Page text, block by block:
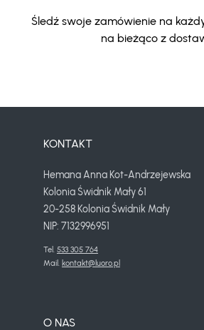
Śledź swoje zamówienie na
na bieżąco z
KONTAKT
Hemana Anna Kot-Andrzejewska
Kolonia Świdnik Mały 61
20-258 Kolonia Świdnik Mały
NIP: 7132996951
Tel. 533 305 764
Mail. kontakt@luoro.pl
O NAS